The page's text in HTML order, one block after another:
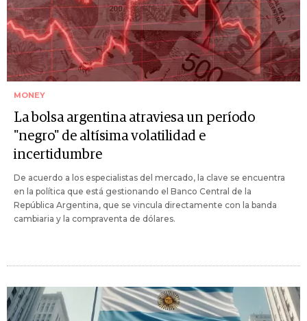
MONEY
La bolsa argentina atraviesa un período
"negro" de altísima volatilidad e
incertidumbre
De acuerdo a los especialistas del mercado, la clave se encuentra
en la política que está gestionando el Banco Central de la
República Argentina, que se vincula directamente con la banda
cambiaria y la compraventa de dólares.